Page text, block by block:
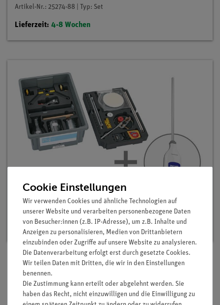
Artikel-Nr.: 25274-88 | Typ: Set
Lieferzeit: 4-8 Wochen
Digitalset Schülerversuche Wärme 1 für 21
Versuche, TESS advanced Physik WE-1
Artikel-Nr.: 25274-88D | Typ: Set
Beschreibung
Cookie Einstellungen
Wir verwenden Cookies und ähnliche Technologien auf
unserer Website und verarbeiten personenbezogene Daten
von Besucher:innen (z.B. IP-Adresse), um z.B. Inhalte und
Anzeigen zu personalisieren, Medien von Drittanbietern
einzubinden oder Zugriffe auf unsere Website zu analysieren.
Die Datenverarbeitung erfolgt erst durch gesetzte Cookies.
Wir teilen Daten mit Dritten, die wir in den Einstellungen
benennen.
Die Zustimmung kann erteilt oder abgelehnt werden. Sie
haben das Recht, nicht einzuwilligen und die Einwilligung zu